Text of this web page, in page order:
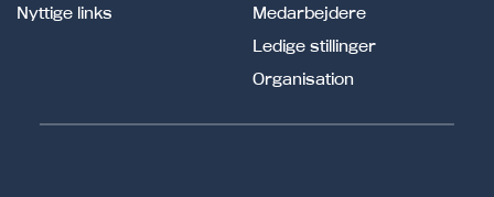
Nyttige links
Medarbejdere
Ledige stillinger
Organisation